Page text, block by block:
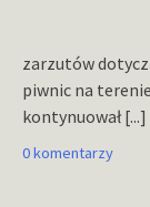
zarzutów
piwnic na
kontynuował[...]
0 komentarzy